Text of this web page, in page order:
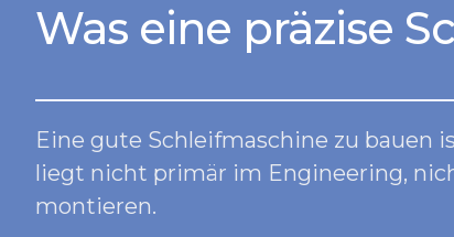
Was eine präzise
Eine gute Schleifmaschine zu bauen
liegt nicht primär im Engineering,
montieren.